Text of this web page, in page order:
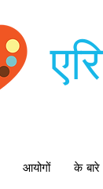
आयोगों के